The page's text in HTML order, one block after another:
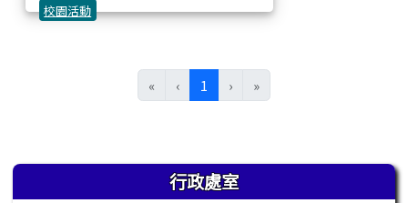
校園活動
« ‹ 1 (目前頁次)
› »
左邊區域內容 行政處室